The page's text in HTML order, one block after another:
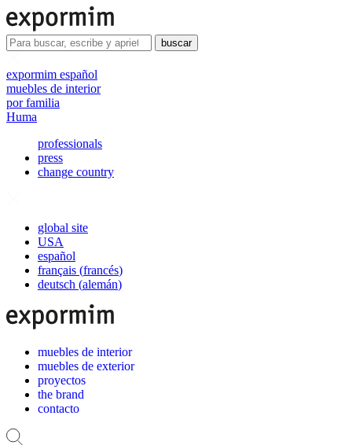
buscar
expormim español
muebles de interior
por familia
Huma
professionals
press
change country
global site
USA
español
français (francés)
deutsch (alemán)
muebles de interior
muebles de exterior
proyectos
the brand
contacto